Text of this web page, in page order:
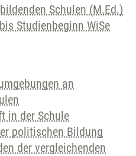
Schulen (M.Ed.)
Studienbeginn WiSe
an
in der Schule
politischen Bildung
der vergleichenden